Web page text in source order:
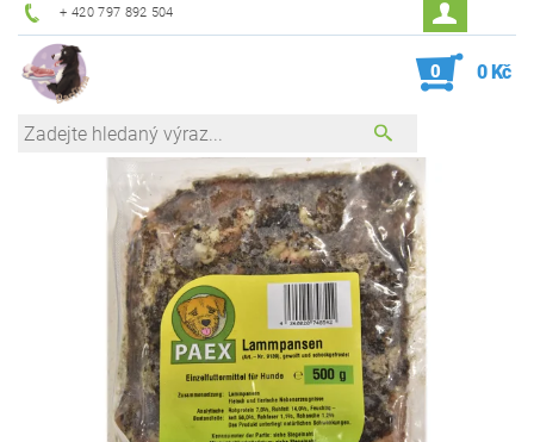
+ 420 797 892 504
0 0 Kč